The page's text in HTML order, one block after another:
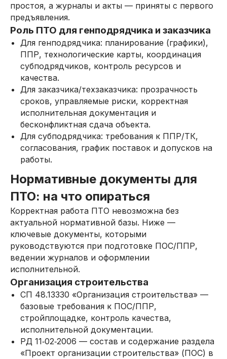
простоя, а журналы и акты — приняты с первого
предъявления.
Роль ПТО для генподрядчика и заказчика
Для генподрядчика: планирование (графики),
ППР, технологические карты, координация
субподрядчиков, контроль ресурсов и
качества.
Для заказчика/техзаказчика: прозрачность
сроков, управляемые риски, корректная
исполнительная документация и
бесконфликтная сдача объекта.
Для субподрядчика: требования к ППР/ТК,
согласования, график поставок и допусков на
работы.
Нормативные документы для
ПТО: на что опираться
Корректная работа ПТО невозможна без
актуальной нормативной базы. Ниже —
ключевые документы, которыми
руководствуются при подготовке ПОС/ППР,
ведении журналов и оформлении
исполнительной.
Организация строительства
СП 48.13330 «Организация строительства» —
базовые требования к ПОС/ППР,
стройплощадке, контроль качества,
исполнительной документации.
РД 11‑02‑2006 — состав и содержание раздела
«Проект организации строительства» (ПОС) в